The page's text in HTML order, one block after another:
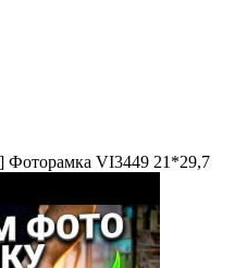
Фоторамка VI3449 21*29,7